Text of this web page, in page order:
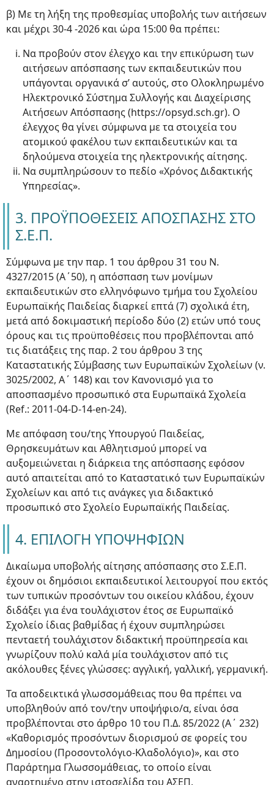
β) Με τη λήξη της προθεσμίας υποβολής των αιτήσεων
και μέχρι 30-4 -2026 και ώρα 15:00 θα πρέπει:
Nα προβούν στον έλεγχο και την επικύρωση των
αιτήσεων απόσπασης των εκπαιδευτικών που
υπάγονται οργανικά σ’ αυτούς, στο Ολοκληρωμένο
Ηλεκτρονικό Σύστημα Συλλογής και Διαχείρισης
Αιτήσεων Απόσπασης (https://opsyd.sch.gr). Ο
έλεγχος θα γίνει σύμφωνα με τα στοιχεία του
ατομικού φακέλου των εκπαιδευτικών και τα
δηλούμενα στοιχεία της ηλεκτρονικής αίτησης.
Να συμπληρώσουν το πεδίο «Χρόνος Διδακτικής
Υπηρεσίας».
3. ΠΡΟΫΠΟΘΕΣΕΙΣ ΑΠΟΣΠΑΣΗΣ ΣΤΟ
Σ.Ε.Π.
Σύμφωνα με την παρ. 1 του άρθρου 31 του Ν.
4327/2015 (Α΄50), η απόσπαση των μονίμων
εκπαιδευτικών στο ελληνόφωνο τμήμα του Σχολείου
Ευρωπαϊκής Παιδείας διαρκεί επτά (7) σχολικά έτη,
μετά από δοκιμαστική περίοδο δύο (2) ετών υπό τους
όρους και τις προϋποθέσεις που προβλέπονται από
τις διατάξεις της παρ. 2 του άρθρου 3 της
Καταστατικής Σύμβασης των Ευρωπαϊκών Σχολείων (ν.
3025/2002, Α΄ 148) και τον Κανονισμό για το
αποσπασμένο προσωπικό στα Ευρωπαϊκά Σχολεία
(Ref.: 2011-04-D-14-en-24).
Με απόφαση του/της Υπουργού Παιδείας,
Θρησκευμάτων και Αθλητισμού μπορεί να
αυξομειώνεται η διάρκεια της απόσπασης εφόσον
αυτό απαιτείται από το Καταστατικό των Ευρωπαϊκών
Σχολείων και από τις ανάγκες για διδακτικό
προσωπικό στο Σχολείο Ευρωπαϊκής Παιδείας.
4. ΕΠΙΛΟΓΗ ΥΠΟΨΗΦΙΩΝ
Δικαίωμα υποβολής αίτησης απόσπασης στο Σ.Ε.Π.
έχουν οι δημόσιοι εκπαιδευτικοί λειτουργοί που εκτός
των τυπικών προσόντων του οικείου κλάδου, έχουν
διδάξει για ένα τουλάχιστον έτος σε Ευρωπαϊκό
Σχολείο ίδιας βαθμίδας ή έχουν συμπληρώσει
πενταετή τουλάχιστον διδακτική προϋπηρεσία και
γνωρίζουν πολύ καλά μία τουλάχιστον από τις
ακόλουθες ξένες γλώσσες: αγγλική, γαλλική, γερμανική.
Τα αποδεικτικά γλωσσομάθειας που θα πρέπει να
υποβληθούν από τον/την υποψήφιο/α, είναι όσα
προβλέπονται στο άρθρο 10 του Π.Δ. 85/2022 (Α΄ 232)
«Καθορισμός προσόντων διορισμού σε φορείς του
Δημοσίου (Προσοντολόγιο-Κλαδολόγιο)», και στο
Παράρτημα Γλωσσομάθειας, το οποίο είναι
αναρτημένο στην ιστοσελίδα του ΑΣΕΠ.